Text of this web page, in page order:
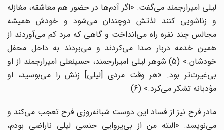
لیلی امیرارجمند می‌گفت: «اگر آدم‌ها در حضور هم معاشقه، مغازله
و زناشویی کنند لذتش دوچندان می‌شود و خودش همیشه
مجالس چند نفره راه می‌انداخت و گاهی که مرد کم می‌آوردند از
همین خدمه دربار صدا می‌کردند و می‌بردند به داخل محفل
خودشان.» (5) شوهر لیلی امیرارجمند، حسینعلی امیرارجمند از او
بی‌غیرت‌تر بود. «هر وقت مردی [لیلی] زنش را می‌بوسید، او
مؤدبانه تشکر می‌کرد.» (6)
مادر فرح نیز از فساد این دوست شبانه‌روزی فرح تعجب می‌کند و
می‌نویسد: «البته من از بی‌پروایی جنسی لیلی ناراضی بودم،